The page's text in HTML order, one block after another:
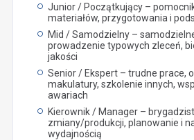
Junior / Początkujący –
materiałów, przygotowania i
Mid / Samodzielny –
prowadzenie typowych zleceń,
jakości
Senior / Ekspert – trudne prace,
makulatury, szkolenie innych,
awariach
Kierownik / Manager –
zmiany/produkcji, planowanie i
wydajnością